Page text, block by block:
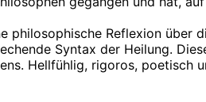
philosophische Reflexion über
Syntax der Heilung.
Hellfühlig, rigoros, poetisch